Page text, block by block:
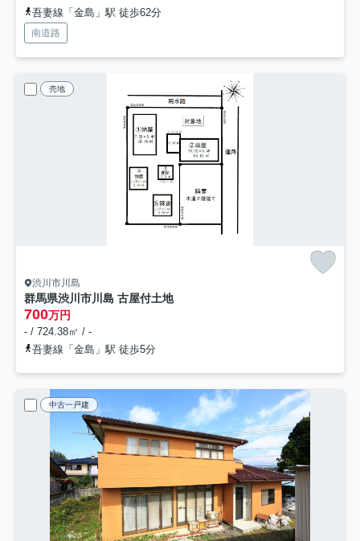
吾妻線「金島」駅 徒歩62分
南道路
売地
渋川市川島
群馬県渋川市川島 古屋付土地
700万円
- / 724.38㎡ / -
吾妻線「金島」駅 徒歩5分
中古一戸建